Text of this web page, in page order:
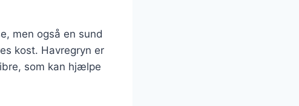
men også en sund
kost. Havregryn er
som kan hjælpe